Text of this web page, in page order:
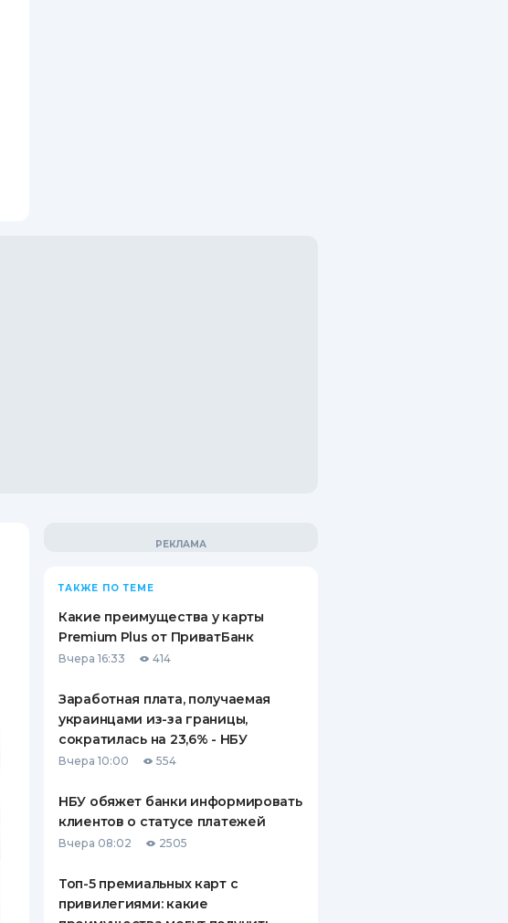
ТАКЖЕ ПО ТЕМЕ
Какие преимущества у карты
Premium Plus от ПриватБанк
Вчера 16:33 414
Заработная плата, получаемая
украинцами из-за границы,
сократилась на 23,6% - НБУ
Вчера 10:00 554
НБУ обяжет банки информировать
клиентов о статусе платежей
Вчера 08:02 2505
Топ-5 премиальных карт с
привилегиями: какие